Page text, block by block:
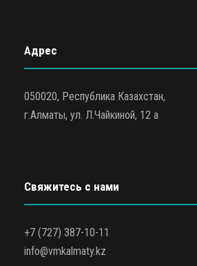
Адрес
050020, Республика Казахстан,
г.Алматы, ул. Л.Чайкиной, 12 а
Свяжитесь с нами
+7 (727) 387-10-11
info@vmkalmaty.kz